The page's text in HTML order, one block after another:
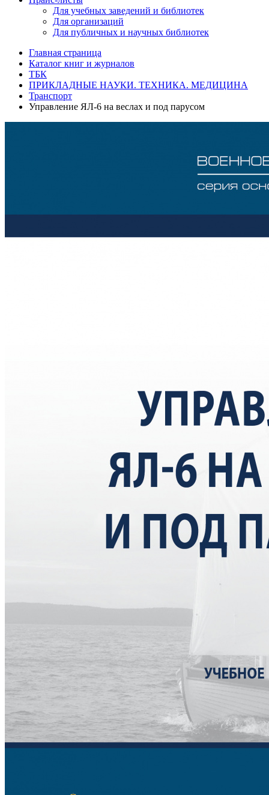
Для учебных заведений и библиотек
Для организаций
Для публичных и научных библиотек
Главная страница
Каталог книг и журналов
ТБК
ПРИКЛАДНЫЕ НАУКИ. ТЕХНИКА. МЕДИЦИНА
Транспорт
Управление ЯЛ-6 на веслах и под парусом